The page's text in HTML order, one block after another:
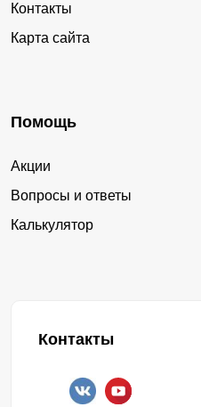
Контакты
Карта сайта
Помощь
Акции
Вопросы и ответы
Калькулятор
Контакты